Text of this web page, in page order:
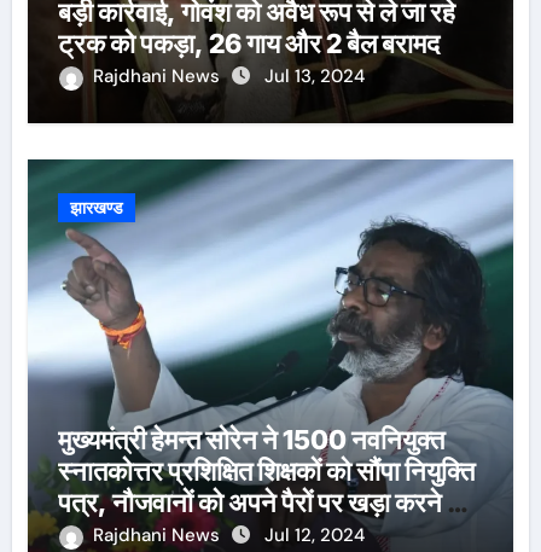
बड़ी कार्रवाई, गोवंश को अवैध रूप से ले जा रहे
ट्रक को पकड़ा, 26 गाय और 2 बैल बरामद
Rajdhani News Jul 13, 2024
झारखण्ड
मुख्यमंत्री हेमन्त सोरेन ने 1500 नवनियुक्त
स्नातकोत्तर प्रशिक्षित शिक्षकों को सौंपा नियुक्ति
पत्र, नौजवानों को अपने पैरों पर खड़ा करने का
दोहराया संकल्प
Rajdhani News Jul 12, 2024